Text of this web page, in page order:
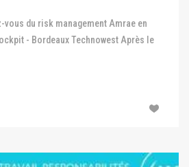
- Bordeaux Technowest Après le